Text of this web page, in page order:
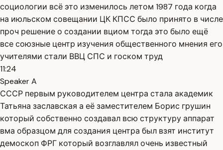
социологии всё это изменилось летом 1987 года когда
на июльском совещании ЦК КПСС было принято в числе
проч решение о создании вциом тогда это было ещё
все союзные центр изучения общественного мнения его
учителями стали ВВЦ СПС и госком труд
11:24
Speaker A
СССР первым руководителем центра стала академик
Татьяна заславская а её заместителем Борис грушин
который собственно создавал всю структуру аппарат
вма образцом для создания центра был взят институт
демоскоп ФРГ который возглавлял очень известный